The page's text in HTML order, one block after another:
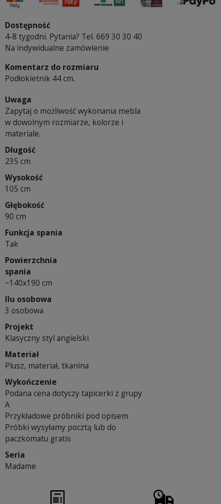
Dostępność
4-8 tygodni. Pytania? Tel. 669 30 30 40
Na indywidualne zamówienie
Komentarz do rozmiaru
Podłokietnik 44 cm.
Uwaga
Zapytaj o możliwość wykonania mebla
w dowolnym rozmiarze, kolorze i
materiale.
Długość
235 cm
Wysokość
105 cm
Głębokość
90 cm
Funkcja spania
Tak
Powierzchnia
spania
~140x190 cm
Ilu osobowa
3 osobowa
Projekt
Klasyczny styl angielski
Materiał
Plusz, materiał, tkanina
Wykończenie
Podana cena dotyczy tapicerki z grupy
A
Przykładowe próbniki pod opisem
Próbki wysyłamy pocztą lub do
paczkomatu gratis
Seria
Madame